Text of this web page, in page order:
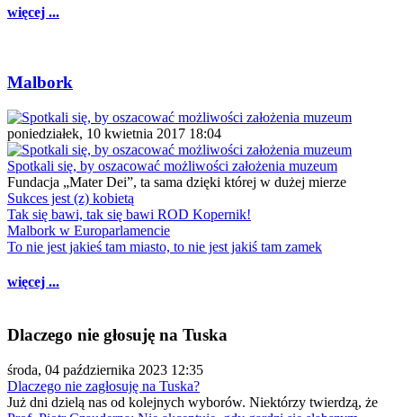
więcej ...
Malbork
poniedziałek, 10 kwietnia 2017 18:04
Spotkali się, by oszacować możliwości założenia muzeum
Fundacja „Mater Dei”, ta sama dzięki której w dużej mierze
Sukces jest (z) kobietą
Tak się bawi, tak się bawi ROD Kopernik!
Malbork w Europarlamencie
To nie jest jakieś tam miasto, to nie jest jakiś tam zamek
więcej ...
Dlaczego nie głosuję na Tuska
środa, 04 października 2023 12:35
Dlaczego nie zagłosuję na Tuska?
Już dni dzielą nas od kolejnych wyborów. Niektórzy twierdzą, że